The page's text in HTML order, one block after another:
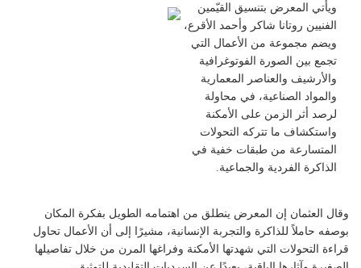
ويأتي المعرض بتنسيق القيّمين
الفنيين روتانا شاكر وأحمد الأقرع،
ويضم مجموعة من الأعمال التي
تجمع بين الصورة الفوتوغرافية
والأرشيف والعناصر المعمارية
والمواد الصناعية، في محاولة
لرصد أثر الزمن على الأمكنة
واستكشاف ما تتركه التحولات
المتسارعة من طبقات خفية في
الذاكرة الفردية والجماعية.
وقال العثمان إن المعرض ينطلق من اهتمامه الطويل بفكرة المكان
بوصفه حاملاً للذاكرة والتجربة الإنسانية، مشيرًا إلى أن الأعمال تحاول
قراءة التحولات التي شهدتها الأمكنة وفراغها المرن من خلال تفاصيلها